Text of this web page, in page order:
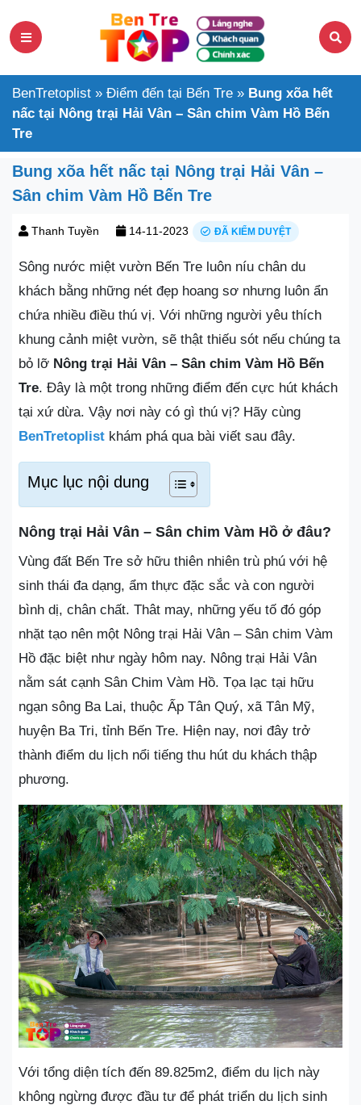
BenTretoplist » Điểm đến tại Bến Tre » Bung xõa hết
nấc tại Nông trại Hải Vân – Sân chim Vàm Hồ Bến
Tre
Bung xõa hết nấc tại Nông trại Hải Vân –
Sân chim Vàm Hồ Bến Tre
Thanh Tuyền 14-11-2023 ĐÃ KIỂM DUYỆT
Sông nước miệt vườn Bến Tre luôn níu chân du
khách bằng những nét đẹp hoang sơ nhưng luôn ẩn
chứa nhiều điều thú vị. Với những người yêu thích
khung cảnh miệt vườn, sẽ thật thiếu sót nếu chúng ta
bỏ lỡ Nông trại Hải Vân – Sân chim Vàm Hồ Bến
Tre. Đây là một trong những điểm đến cực hút khách
tại xứ dừa. Vậy nơi này có gì thú vị? Hãy cùng
BenTretoplist khám phá qua bài viết sau đây.
Mục lục nội dung
Nông trại Hải Vân – Sân chim Vàm Hồ ở đâu?
Vùng đất Bến Tre sở hữu thiên nhiên trù phú với hệ
sinh thái đa dạng, ẩm thực đặc sắc và con người
bình dị, chân chất. Thât may, những yếu tố đó góp
nhặt tạo nên một Nông trại Hải Vân – Sân chim Vàm
Hồ đặc biệt như ngày hôm nay. Nông trại Hải Vân
nằm sát cạnh Sân Chim Vàm Hồ. Tọa lạc tại hữu
ngạn sông Ba Lai, thuộc Ấp Tân Quý, xã Tân Mỹ,
huyện Ba Tri, tỉnh Bến Tre. Hiện nay, nơi đây trở
thành điểm du lịch nổi tiếng thu hút du khách thập
phương.
Với tổng diện tích đến 89.825m2, điểm du lịch này
không ngừng được đầu tư để phát triển du lịch sinh